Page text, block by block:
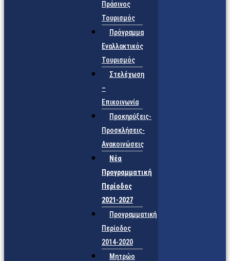
Πράσινος
Τουρισμός
Πρόγραμμα
Εναλλακτικός
Τουρισμός
Στελέχωση
–
Επικοινωνία
Προκηρύξεις-
Προσκλήσεις-
Ανακοινώσεις
Νέα
Προγραμματική
Περίοδος
2021-2027
Προγραμματική
Περίοδος
2014-2020
Μητρώο